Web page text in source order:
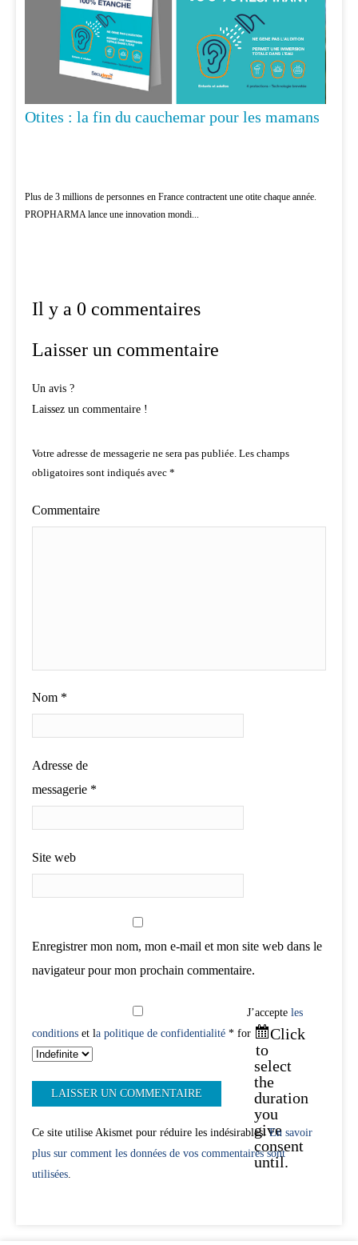
Otites : la fin du cauchemar pour les mamans
Plus de 3 millions de personnes en France contractent une otite chaque année.
PROPHARMA lance une innovation mondi...
Il y a 0 commentaires
Laisser un commentaire
Un avis ?
Laissez un commentaire !
Votre adresse de messagerie ne sera pas publiée. Les champs
obligatoires sont indiqués avec *
Commentaire
Nom *
Adresse de
messagerie *
Site web
Enregistrer mon nom, mon e-mail et mon site web dans le
navigateur pour mon prochain commentaire.
J’accepte les
conditions et la politique de confidentialité * for
Click
to
select
the
duration
you
give
consent
until.
Ce site utilise Akismet pour réduire les indésirables.En savoir
plus sur comment les données de vos commentaires sont
utilisées